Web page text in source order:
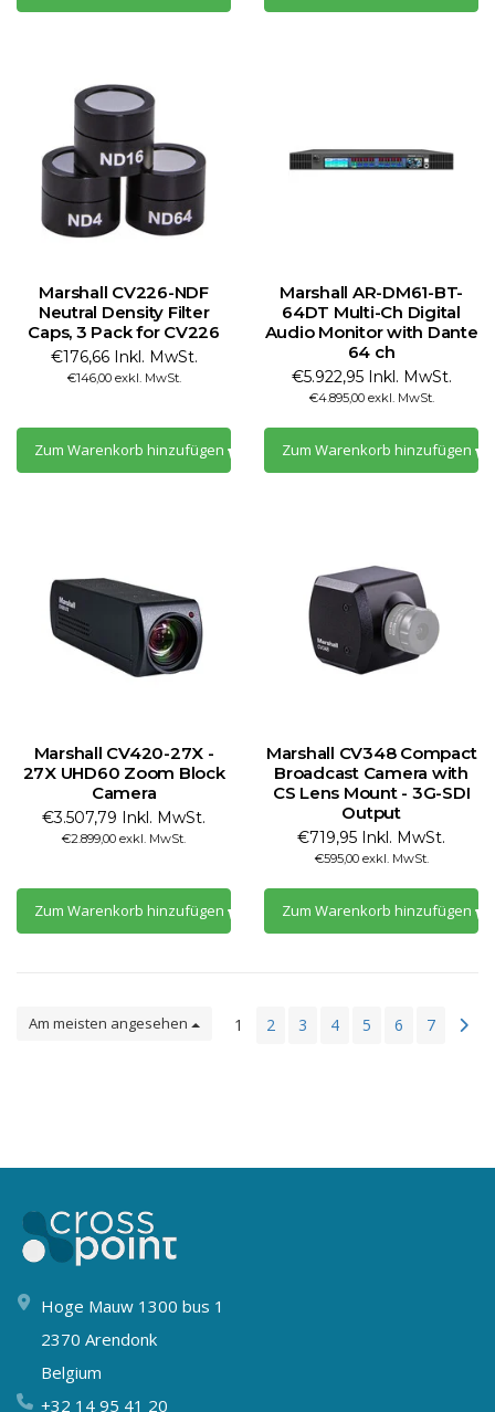
Marshall CV226-NDF
Neutral Density Filter
Caps, 3 Pack for CV226
€176,66 Inkl. MwSt.
€146,00 exkl. MwSt.
Zum Warenkorb hinzufügen
Marshall AR-DM61-BT-
64DT Multi-Ch Digital
Audio Monitor with Dante
64 ch
€5.922,95 Inkl. MwSt.
€4.895,00 exkl. MwSt.
Zum Warenkorb hinzufügen
Marshall CV420-27X -
27X UHD60 Zoom Block
Camera
€3.507,79 Inkl. MwSt.
€2.899,00 exkl. MwSt.
Zum Warenkorb hinzufügen
Marshall CV348 Compact
Broadcast Camera with
CS Lens Mount - 3G-SDI
Output
€719,95 Inkl. MwSt.
€595,00 exkl. MwSt.
Zum Warenkorb hinzufügen
Am meisten angesehen 1 2 3 4 5 6 7
Hoge Mauw 1300 bus 1
2370 Arendonk
Belgium
+32 14 95 41 20